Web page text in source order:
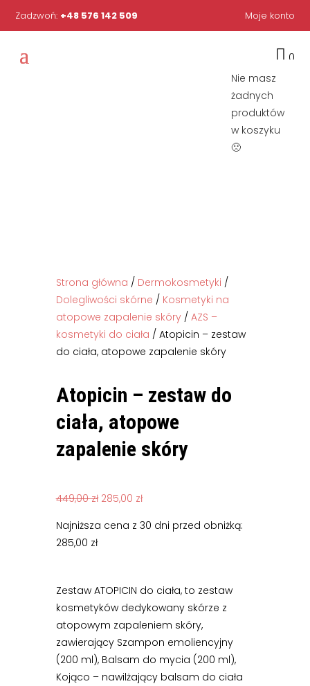
Zadzwoń: +48 576 142 509 Moje konto
 0
Nie masz
żadnych
produktów
w koszyku
🙁
Strona główna / Dermokosmetyki /
Dolegliwości skórne / Kosmetyki na
atopowe zapalenie skóry/ AZS –
kosmetyki do ciała / Atopicin – zestaw
do ciała, atopowe zapalenie skóry
Atopicin – zestaw do
ciała, atopowe
zapalenie skóry
449,00zł Pierwotna
wynosiła:
285,00 złAktualna
wynosi:
Najniższa cena z 30 dni przed obniżką:
285,00 zł
Zestaw ATOPICIN do ciała, to zestaw
kosmetyków dedykowany skórze z
atopowym zapaleniem skóry,
zawierający Szampon emoliencyjny
(200 ml), Balsam do mycia (200 ml),
Kojąco – nawilżający balsam do ciała